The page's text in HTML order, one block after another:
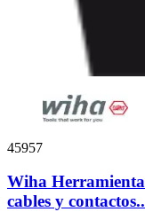
45957
Wiha
cables y